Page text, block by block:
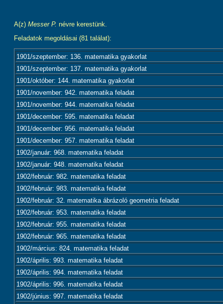
A(z) Messer P. névre kerestünk.
Feladatok megoldásai (81 találat):
1901/szeptember: 136. matematika gyakorlat
1901/szeptember: 137. matematika gyakorlat
1901/október: 144. matematika gyakorlat
1901/november: 942. matematika feladat
1901/november: 944. matematika feladat
1901/december: 595. matematika feladat
1901/december: 956. matematika feladat
1901/december: 957. matematika feladat
1902/január: 968. matematika feladat
1902/január: 948. matematika feladat
1902/február: 982. matematika feladat
1902/február: 983. matematika feladat
1902/február: 32. matematika ábrázoló geometria feladat
1902/február: 953. matematika feladat
1902/február: 955. matematika feladat
1902/február: 965. matematika feladat
1902/március: 824. matematika feladat
1902/április: 993. matematika feladat
1902/április: 994. matematika feladat
1902/április: 996. matematika feladat
1902/június: 997. matematika feladat